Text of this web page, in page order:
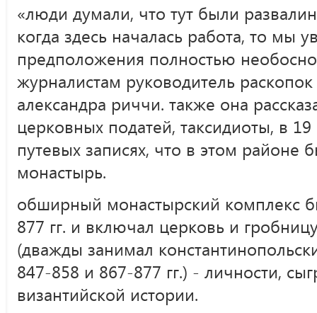
«люди думали, что тут были
когда здесь началась работа, то мы
предположения полностью
журналистам руководитель
александра риччи. также она
церковных податей, таксидиоты, в
путевых записях, что в этом районе
монастырь.
обширный монастырский комплекс
877 гг. и включал церковь и
(дважды занимал
847-858 и 867-877 гг.) - личности,
византийской истории.